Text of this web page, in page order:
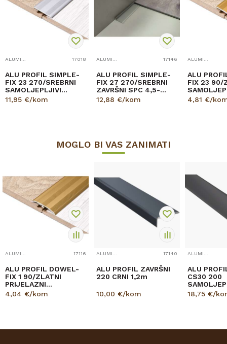
17018
ALU PROFIL SIMPLE-
FIX 23 270/SREBRNI
SAMOLJEPLJIVI
PRIJELAZNI RAVNI
28mm
11,95 €/kom
17146
ALU PROFIL SIMPLE-
FIX 27 270/SREBRNI
ZAVRŠNI SPC 4,5-
5,5mm
12,88 €/kom
ALU
FIX 23 90/
28mm
4,81 €/
MOGLO BI VAS ZANIMATI
17116
ALU PROFIL DOWEL-
FIX 1 90/ZLATNI
PRIJELAZNI
ZAOBLJENI 30mm
4,04 €/kom
17140
ALU PROFIL ZAVRŠNI
220 CRNI 1,2m
10,00 €/kom
ALU
CS30 200
CRNI 1,86m
18,75 €/